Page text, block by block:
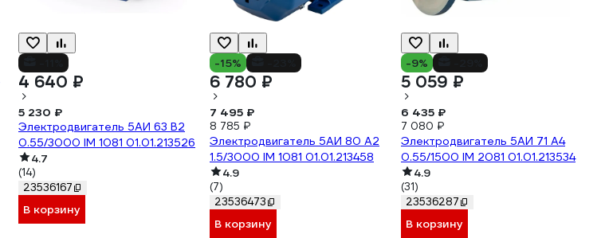
4 640 ₽
5 230 ₽
Электродвигатель 5АИ 63 В2
0.55/3000 IM 1081 01.01.213526
4.7
(14)
23536167
В корзину
-15%
6 780 ₽
7 495 ₽
8 785 ₽
Электродвигатель 5АИ 80 А2
1.5/3000 IM 1081 01.01.213458
4.9
(7)
23536473
В корзину
-9%
5 059 ₽
6 435 ₽
7 080 ₽
Электродвигатель 5АИ 71 А4
0.55/1500 IM 2081 01.01.213534
4.9
(31)
23536287
В корзину